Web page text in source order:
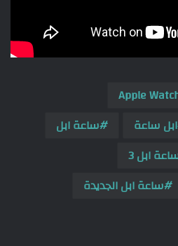
Apple
ابل ساعة
ساعة ابل
ابل 3
ساعة ابل الجديدة